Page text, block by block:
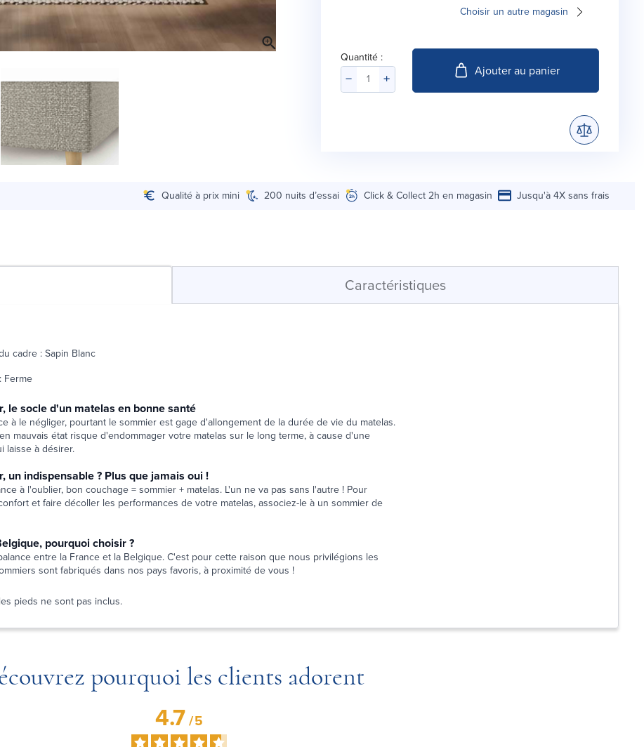
Choisir un autre magasin
Quantité :
Ajouter au panier
Qualité à prix mini 200 nuits d’essai Click & Collect 2h en magasin Jusqu'à 4X sans frais
Caractéristiques
cadre : Sapin Blanc
Ferme
le socle d'un matelas en bonne santé
à le négliger, pourtant le sommier est gage d'allongement de la durée de vie du matelas.
mauvais état risque d'endommager votre matelas sur le long terme, à cause d'une
laisse à désirer.
un indispensable ? Plus que jamais oui !
à l'oublier, bon couchage = sommier + matelas. L'un ne va pas sans l'autre ! Pour
et faire décoller les performances de votre matelas, associez-le à un sommier de
pourquoi choisir ?
entre la France et la Belgique. C'est pour cette raison que nous privilégions les
sont fabriqués dans nos pays favoris, à proximité de vous !
pieds ne sont pas inclus.
pourquoi les clients adorent
4.7/5